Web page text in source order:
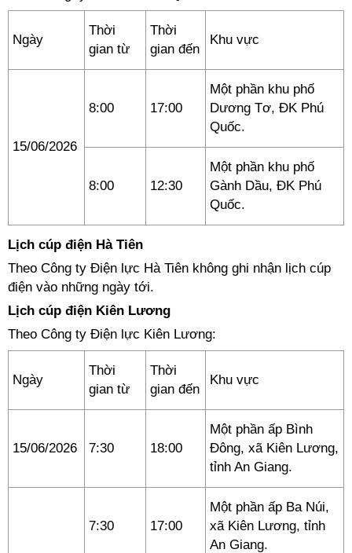
Ngày
Thời
gian từ
Thời
gian đến
Khu vực
15/06/2026
8:00 17:00
Một phần khu phố
Dương Tơ, ĐK Phú
Quốc.
8:00 12:30
Một phần khu phố
Gành Dầu, ĐK Phú
Quốc.
Lịch cúp điện Hà Tiên
Theo Công ty Điện lực Hà Tiên không ghi nhận lịch cúp
điện vào những ngày tới.
Lịch cúp điện Kiên Lương
Theo Công ty Điện lực Kiên Lương:
Ngày
Thời
gian từ
Thời
gian đến
Khu vực
15/06/2026 7:30 18:00
Một phần ấp Bình
Đông, xã Kiên Lương,
tỉnh An Giang.
7:30 17:00
Một phần ấp Ba Núi,
xã Kiên Lương, tỉnh
An Giang.